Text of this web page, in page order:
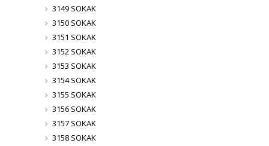
3149 SOKAK
3150 SOKAK
3151 SOKAK
3152 SOKAK
3153 SOKAK
3154 SOKAK
3155 SOKAK
3156 SOKAK
3157 SOKAK
3158 SOKAK